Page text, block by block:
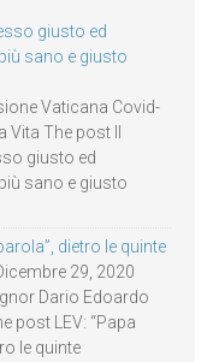
giusto ed
sano e giusto
Vaticana Covid-
The post Il
giusto ed
sano e giusto
dietro le quinte
29, 2020
Dario Edoardo
post LEV: “Papa
le quinte